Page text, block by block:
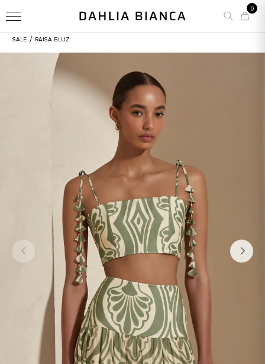
0
SALE / RAISA BLUZ